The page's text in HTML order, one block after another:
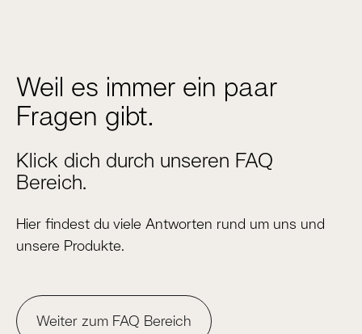
Weil es immer ein paar
Fragen gibt.
Klick dich durch unseren FAQ
Bereich.
Hier findest du viele Antworten rund um uns und
unsere Produkte.
Weiter zum FAQ Bereich